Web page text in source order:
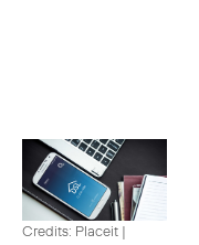
Credits: Placeit |